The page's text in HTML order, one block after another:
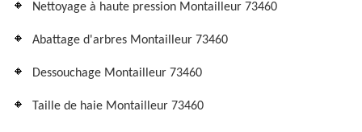
Nettoyage à haute pression Montailleur 73460
Abattage d'arbres Montailleur 73460
Dessouchage Montailleur 73460
Taille de haie Montailleur 73460